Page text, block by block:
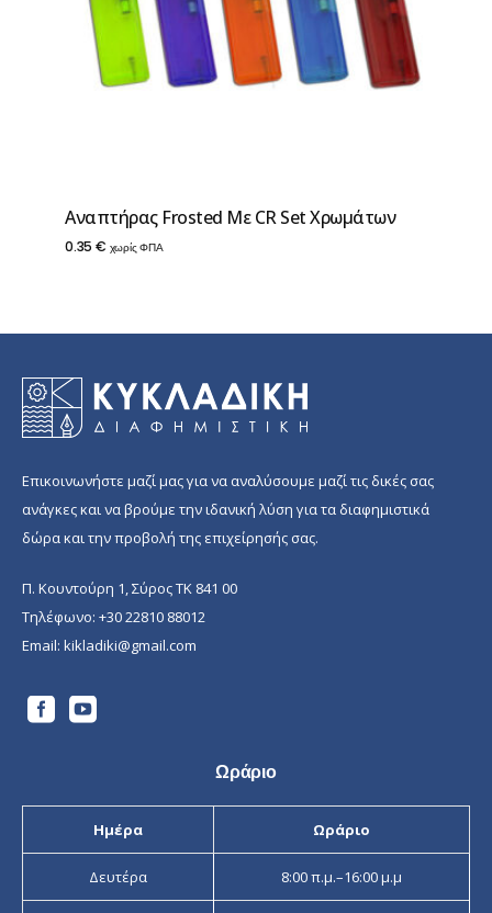
Αναπτήρας Frosted Με CR Set Χρωμάτων
0.35 € χωρίς ΦΠΑ
Επικοινωνήστε μαζί μας για να αναλύσουμε μαζί τις δικές σας
ανάγκες και να βρούμε την ιδανική λύση για τα διαφημιστικά
δώρα και την προβολή της επιχείρησής σας.
Π. Κουντούρη 1, Σύρος ΤΚ 841 00
Τηλέφωνο: +30 22810 88012
Email: kikladiki@gmail.com
Ωράριο
Ημέρα Ωράριο
Δευτέρα 8:00 π.μ.–16:00 μ.μ